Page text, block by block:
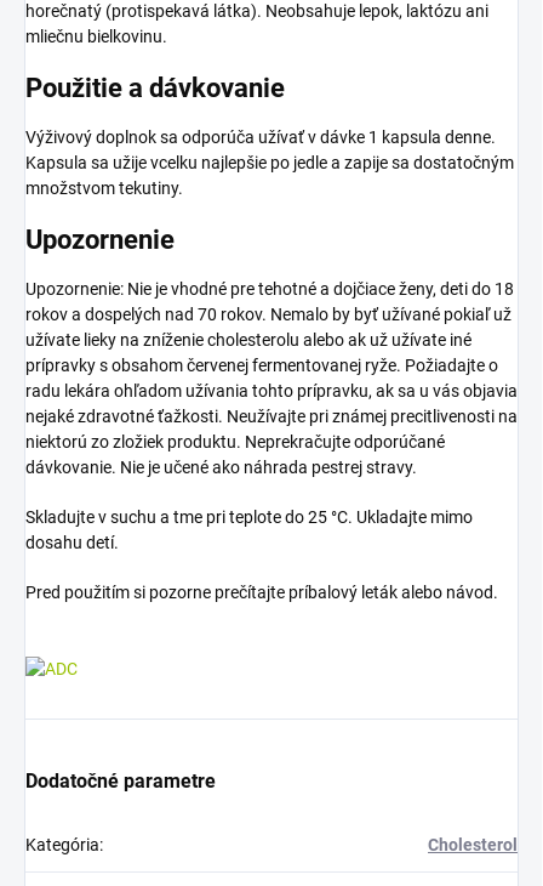
horečnatý (protispekavá látka). Neobsahuje lepok, laktózu ani
mliečnu bielkovinu.
Použitie a dávkovanie
Výživový doplnok sa odporúča užívať v dávke 1 kapsula denne.
Kapsula sa užije vcelku najlepšie po jedle a zapije sa dostatočným
množstvom tekutiny.
Upozornenie
Upozornenie: Nie je vhodné pre tehotné a dojčiace ženy, deti do 18
rokov a dospelých nad 70 rokov. Nemalo by byť užívané pokiaľ už
užívate lieky na zníženie cholesterolu alebo ak už užívate iné
prípravky s obsahom červenej fermentovanej ryže. Požiadajte o
radu lekára ohľadom užívania tohto prípravku, ak sa u vás objavia
nejaké zdravotné ťažkosti. Neužívajte pri známej precitlivenosti na
niektorú zo zložiek produktu. Neprekračujte odporúčané
dávkovanie. Nie je učené ako náhrada pestrej stravy.
Skladujte v suchu a tme pri teplote do 25 °C. Ukladajte mimo
dosahu detí.
Pred použitím si pozorne prečítajte príbalový leták alebo návod.
Dodatočné parametre
Kategória: Cholesterol